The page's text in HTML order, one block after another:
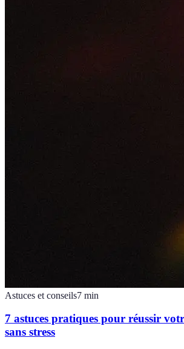
Astuces et conseils7 min
7 astuces pratiques pour réussir
sans stress